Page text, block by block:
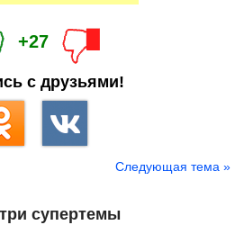
+27
с друзьями!
Следующая тема »
супертемы